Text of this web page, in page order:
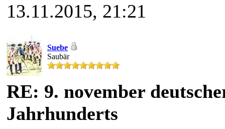
13.11.2015, 21:21
Suebe
Saubär
RE: 9. november
Jahrhunderts